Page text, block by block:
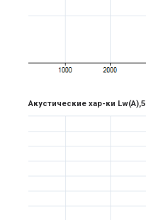
Акустические хар-ки Lw(A),5